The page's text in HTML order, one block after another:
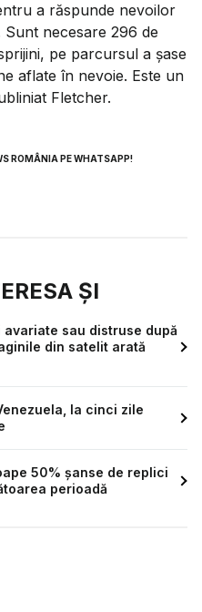
a răspunde nevoilor
necesare 296 de
pe parcursul a șase
aflate în nevoie. Este un
Fletcher.
ROMÂNIA PE WHATSAPP!
ȘI
sau distruse după
din satelit arată
la cinci zile
50% șanse de replici
perioadă